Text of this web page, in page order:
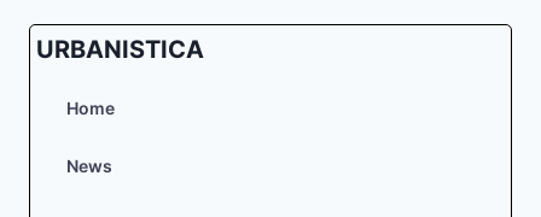
URBANISTICA
Home
News